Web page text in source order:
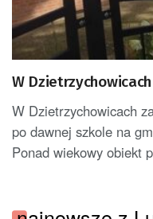
W
W Dzietrzychowicach
po dawnej szkole na
Ponad wiekowy obiekt